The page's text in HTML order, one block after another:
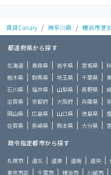
賃貸Canary / 神奈川県 / 横浜市港
都道府県から探す
北海道 青森県 岩手県 宮城県
栃木県
群馬県 埼玉県 千葉県
石川県
福井県 山梨県 長野県
滋賀県
京都府 大阪府 兵庫県
岡山県
広島県 山口県 徳島県
佐賀県
長崎県 熊本県 大分県
政令指定都市から探す
札幌市 道北 道東 道南 道央
東京市部
千葉市 横浜市 川崎市